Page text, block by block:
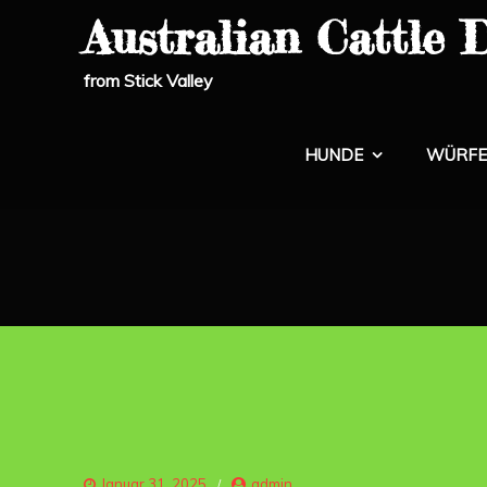
Australian Cattle
from Stick Valley
HUNDE